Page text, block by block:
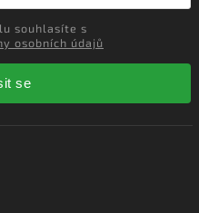
osobních údajů
se